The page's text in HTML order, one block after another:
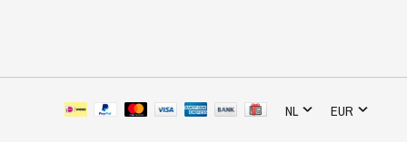
NL EUR